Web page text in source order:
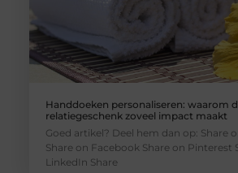
Handdoeken personaliseren: waarom
relatiegeschenk zoveel impact maakt
Goed artikel? Deel hem dan op: Share
Share on Facebook Share on Pinterest
LinkedIn Share